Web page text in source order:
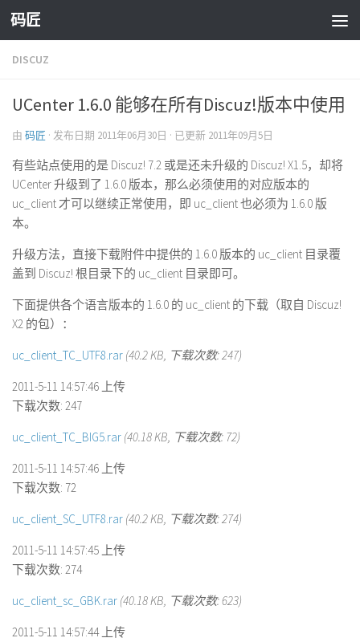
Skip to content
码匠
DISCUZ
UCenter 1.6.0 能够在所有Discuz!版本中使用
由 码匠 · 发布日期 2011年06月30日 · 已更新 2011年09月5日
有些站点使用的是 Discuz! 7.2 或是还未升级的 Discuz! X1.5，却将
UCenter 升级到了 1.6.0 版本，那么必须使用的对应版本的
uc_client 才可以继续正常使用，即 uc_client 也必须为 1.6.0 版
本。
升级方法，直接下载附件中提供的 1.6.0 版本的 uc_client 目录覆
盖到 Discuz! 根目录下的 uc_client 目录即可。
下面提供各个语言版本的 1.6.0 的 uc_client 的下载（取自 Discuz!
X2 的包）：
uc_client_TC_UTF8.rar (40.2 KB, 下载次数: 247)
2011-5-11 14:57:46 上传
下载次数: 247
uc_client_TC_BIG5.rar (40.18 KB, 下载次数: 72)
2011-5-11 14:57:46 上传
下载次数: 72
uc_client_SC_UTF8.rar (40.2 KB, 下载次数: 274)
2011-5-11 14:57:45 上传
下载次数: 274
uc_client_sc_GBK.rar (40.18 KB, 下载次数: 623)
2011-5-11 14:57:44 上传